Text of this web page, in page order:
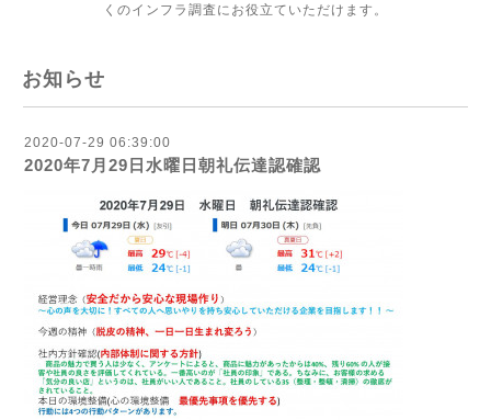
くのインフラ調査にお役立ていただけます。
お知らせ
2020-07-29 06:39:00
2020年7月29日水曜日朝礼伝達認確認